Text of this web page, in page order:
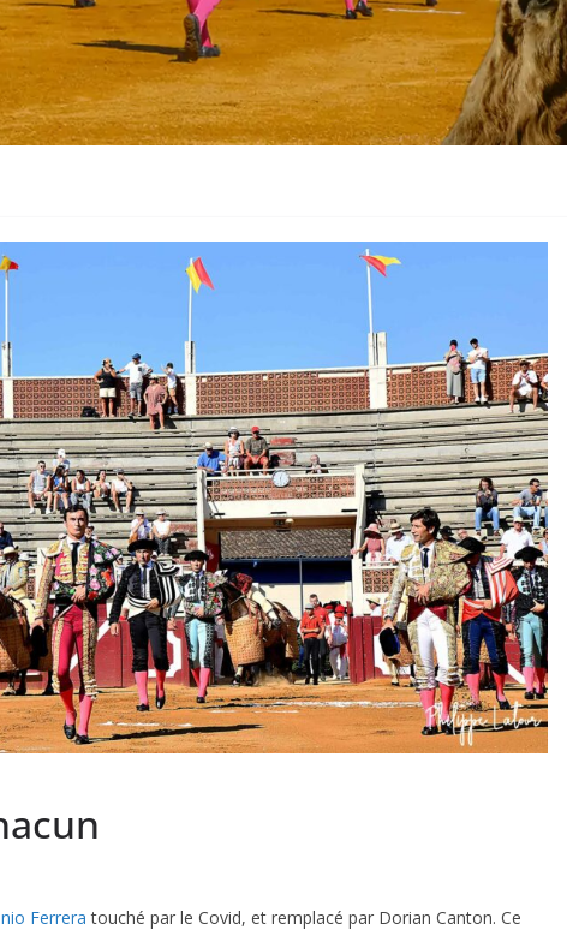
Ferrera touché par le Covid, et remplacé par Dorian Canton. Ce
PHOTOS TAURINES 2026
en
ACTUALITÉS TAURINES PHOTOS TAURINES 2026
Bayonne, la corrida
des fêtes en photos
17/07/2026 Tertulias